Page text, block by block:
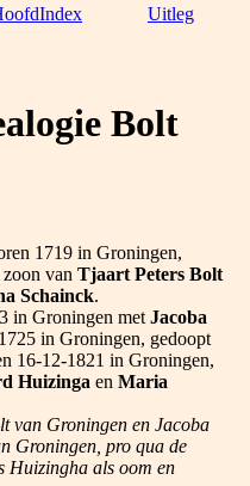
Uitleg
Bolt
1719 in Groningen,
van Tjaart Peters Bolt
Schainck.
in Groningen met Jacoba
in Groningen, gedoopt
16-12-1821 in Groningen,
Huizinga en Maria
van Groningen en Jacoba
Groningen, pro qua de
Huizingha als oom en